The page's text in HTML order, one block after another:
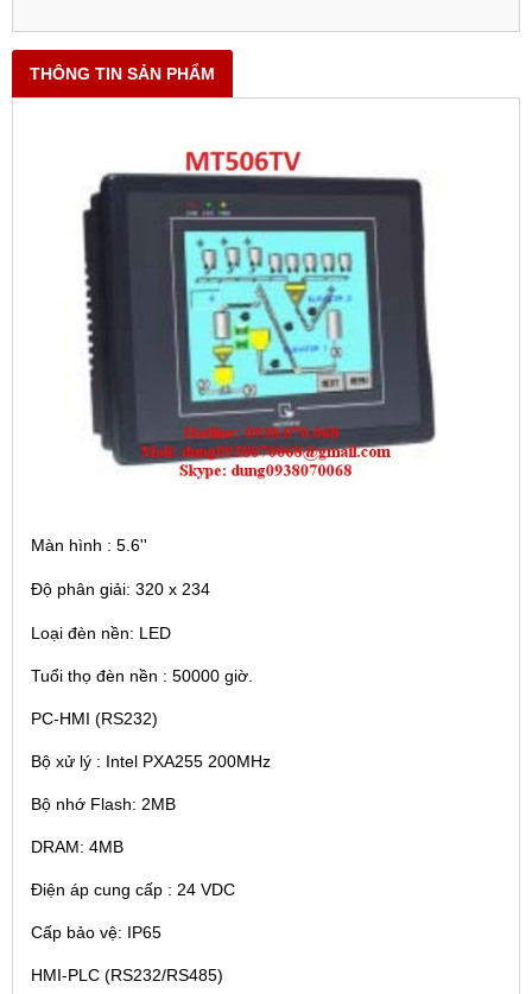
THÔNG TIN SẢN PHẨM
Màn hình : 5.6''
Độ phân giải: 320 x 234
Loại đèn nền: LED
Tuổi thọ đèn nền : 50000 giờ.
PC-HMI (RS232)
Bộ xử lý : Intel PXA255 200MHz
Bộ nhớ Flash: 2MB
DRAM: 4MB
Điện áp cung cấp : 24 VDC
Cấp bảo vệ: IP65
HMI-PLC (RS232/RS485)